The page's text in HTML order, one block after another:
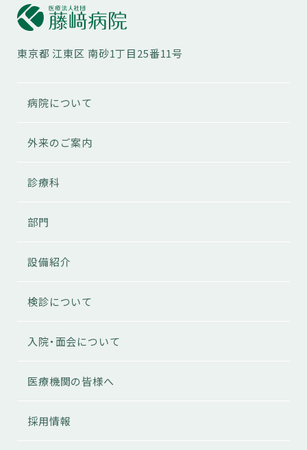
東京都 江東区 南砂1丁目25番11号
病院について
外来のご案内
診療科
部門
設備紹介
検診について
入院・面会について
医療機関の皆様へ
採用情報